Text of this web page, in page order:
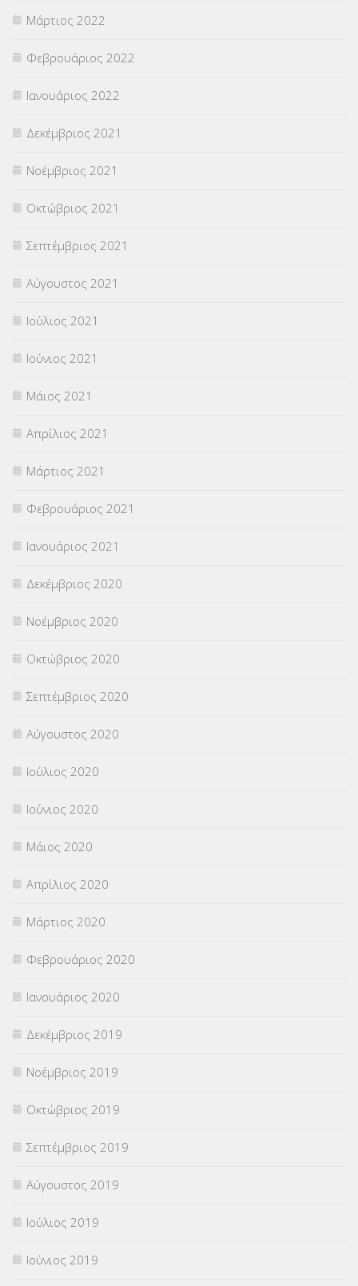
Μάρτιος 2022
Φεβρουάριος 2022
Ιανουάριος 2022
Δεκέμβριος 2021
Νοέμβριος 2021
Οκτώβριος 2021
Σεπτέμβριος 2021
Αύγουστος 2021
Ιούλιος 2021
Ιούνιος 2021
Μάιος 2021
Απρίλιος 2021
Μάρτιος 2021
Φεβρουάριος 2021
Ιανουάριος 2021
Δεκέμβριος 2020
Νοέμβριος 2020
Οκτώβριος 2020
Σεπτέμβριος 2020
Αύγουστος 2020
Ιούλιος 2020
Ιούνιος 2020
Μάιος 2020
Απρίλιος 2020
Μάρτιος 2020
Φεβρουάριος 2020
Ιανουάριος 2020
Δεκέμβριος 2019
Νοέμβριος 2019
Οκτώβριος 2019
Σεπτέμβριος 2019
Αύγουστος 2019
Ιούλιος 2019
Ιούνιος 2019